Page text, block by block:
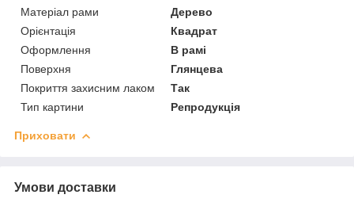
Матеріал рами
Дерево
Орієнтація
Квадрат
Оформлення
В рамі
Поверхня
Глянцева
Покриття захисним лаком
Так
Тип картини
Репродукція
Приховати
Умови доставки